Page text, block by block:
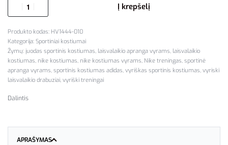
Į krepšelį
HV1444-010
Kategorija: Sportiniai kostiumai
Žymų: juodas sportinis kostiumas, laisvalaikio apranga vyrams, laisvalaikio
kostiumas, nike kostiumas, nike kostiumas vyrams, Nike treningas, sportinė
apranga vyrams, sportinis kostiumas adidas, vyriškas sportinis kostiumas, vyriski
laisvalaikio drabuziai, vyriški treningai
Dalintis
APRAŠYMAS